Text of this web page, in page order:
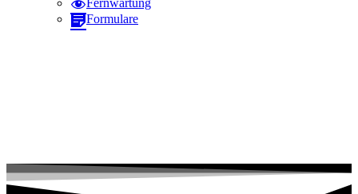
Fernwartung
Formulare